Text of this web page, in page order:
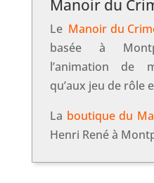
Manoir du
Le Manoir du
basée à
l’animation de
qu’aux jeu de rôle
La boutique du
Henri René à